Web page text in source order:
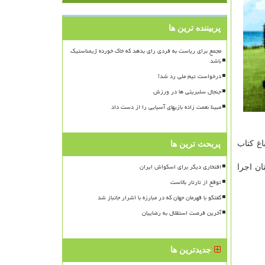
کتاب
اجرا
پربیننده ترین ها
مجمع برای ریاست به فردی رای بدهد که خاک خورده ژیمناستیک
باشد
درخواست تیم ملی رد شد!
جنجال سلبریتی ها در ورزش
مبینا نعمت زاده بازیهای آسیایی را از دست داد
پربحث ترین ها
افتخاری دیگر برای اسکواش ایران
توقع از تارتار بالاست
گفتگو با قهرمان جهان که در مبارزه با اشرار جانباز شد
آخرین فرصت استقلال به رضاییان
جدیدترین ها